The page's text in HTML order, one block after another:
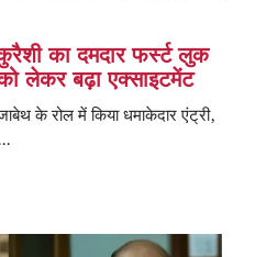
का दमदार फर्स्ट लुक
लेकर बढ़ा एक्साइटमेंट
के रोल में किया धमाकेदार एंट्री,